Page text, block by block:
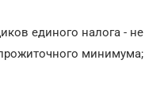
единого налога - не
минимума;